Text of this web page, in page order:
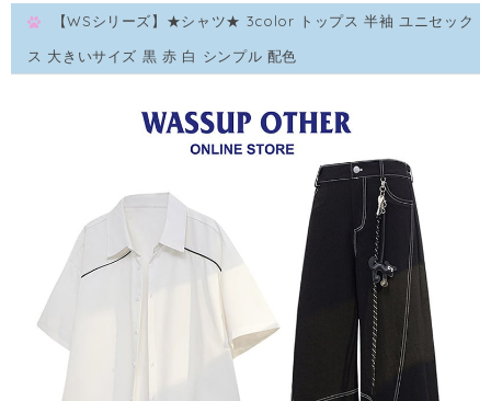
【WSシリーズ】★シャツ★ 3color トップス 半袖 ユニセック
ス 大きいサイズ 黒 赤 白 シンプル 配色